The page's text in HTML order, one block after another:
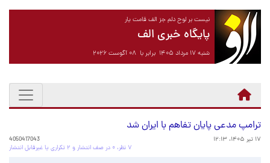
نیست بر لوح دلم جز الف قامت یار
پایگاه خبری الف
شنبه ۱۷ مرداد ۱۴۰۵ برابر با ۰۸ آگوست ۲۰۲۶
ترامپ مدعی پایان تفاهم با ایران شد
۱۷ تیر ۱۴۰۵، ۱۲:۱۳
4050417043
۷ نظر، ۰ در صف انتشار و ۲ تکراری یا غیرقابل انتشار